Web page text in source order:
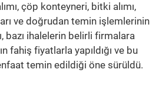
çöp konteyneri, bitki alımı,
ve doğrudan temin işlemlerinin
bazı ihalelerin belirli firmalara
fahiş fiyatlarla yapıldığı ve bu
temin edildiği öne sürüldü.